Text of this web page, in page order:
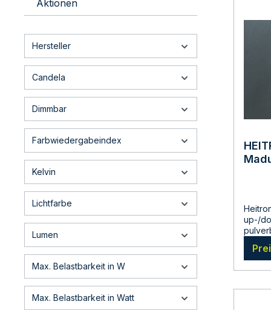
Aktionen
Hersteller
Candela
Dimmbar
Farbwiedergabeindex
Kelvin
Lichtfarbe
Lumen
Max. Belastbarkeit in W
Max. Belastbarkeit in Watt
vor
auf.
up-/